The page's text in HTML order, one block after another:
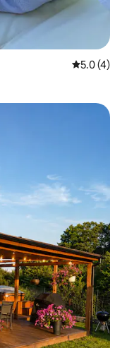
Ukadiriaji
5.0 (4)